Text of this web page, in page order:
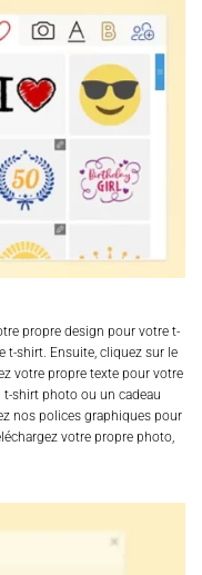
propre design pour votre t-
t-shirt. Ensuite, cliquez sur le
votre propre texte pour votre
shirt photo ou un cadeau
nos polices graphiques pour
votre propre photo,